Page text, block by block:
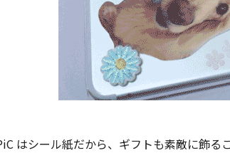
はシール紙だから、ギフトも素敵に飾る